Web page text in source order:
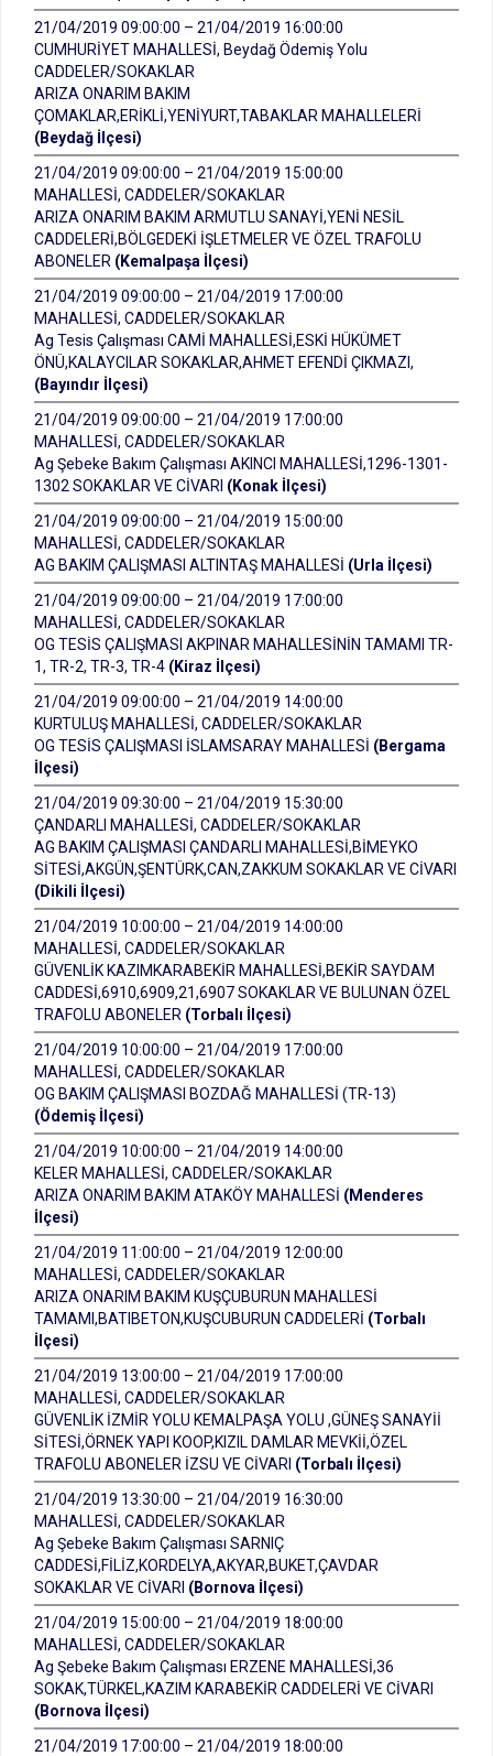
21/04/2019 09:00:00 – 21/04/2019 16:00:00
CUMHURİYET MAHALLESİ, Beydağ Ödemiş Yolu
CADDELER/SOKAKLAR
ARIZA ONARIM BAKIM
ÇOMAKLAR,ERİKLİ,YENİYURT,TABAKLAR MAHALLELERİ
(Beydağ İlçesi)
21/04/2019 09:00:00 – 21/04/2019 15:00:00
MAHALLESİ, CADDELER/SOKAKLAR
ARIZA ONARIM BAKIM ARMUTLU SANAYİ,YENİ NESİL
CADDELERİ,BÖLGEDEKİ İŞLETMELER VE ÖZEL TRAFOLU
ABONELER (Kemalpaşa İlçesi)
21/04/2019 09:00:00 – 21/04/2019 17:00:00
MAHALLESİ, CADDELER/SOKAKLAR
Ag Tesis Çalışması CAMİ MAHALLESİ,ESKİ HÜKÜMET
ÖNÜ,KALAYCILAR SOKAKLAR,AHMET EFENDİ ÇIKMAZI,
(Bayındır İlçesi)
21/04/2019 09:00:00 – 21/04/2019 17:00:00
MAHALLESİ, CADDELER/SOKAKLAR
Ag Şebeke Bakım Çalışması AKINCI MAHALLESİ,1296-1301-
1302 SOKAKLAR VE CİVARI (Konak İlçesi)
21/04/2019 09:00:00 – 21/04/2019 15:00:00
MAHALLESİ, CADDELER/SOKAKLAR
AG BAKIM ÇALIŞMASI ALTINTAŞ MAHALLESİ (Urla İlçesi)
21/04/2019 09:00:00 – 21/04/2019 17:00:00
MAHALLESİ, CADDELER/SOKAKLAR
OG TESİS ÇALIŞMASI AKPINAR MAHALLESİNİN TAMAMI TR-
1, TR-2, TR-3, TR-4 (Kiraz İlçesi)
21/04/2019 09:00:00 – 21/04/2019 14:00:00
KURTULUŞ MAHALLESİ, CADDELER/SOKAKLAR
OG TESİS ÇALIŞMASI İSLAMSARAY MAHALLESİ (Bergama
İlçesi)
21/04/2019 09:30:00 – 21/04/2019 15:30:00
ÇANDARLI MAHALLESİ, CADDELER/SOKAKLAR
AG BAKIM ÇALIŞMASI ÇANDARLI MAHALLESİ,BİMEYKO
SİTESİ,AKGÜN,ŞENTÜRK,CAN,ZAKKUM SOKAKLAR VE CİVARI
(Dikili İlçesi)
21/04/2019 10:00:00 – 21/04/2019 14:00:00
MAHALLESİ, CADDELER/SOKAKLAR
GÜVENLİK KAZIMKARABEKİR MAHALLESİ,BEKİR SAYDAM
CADDESİ,6910,6909,21,6907 SOKAKLAR VE BULUNAN ÖZEL
TRAFOLU ABONELER (Torbalı İlçesi)
21/04/2019 10:00:00 – 21/04/2019 17:00:00
MAHALLESİ, CADDELER/SOKAKLAR
OG BAKIM ÇALIŞMASI BOZDAĞ MAHALLESİ (TR-13)
(Ödemiş İlçesi)
21/04/2019 10:00:00 – 21/04/2019 14:00:00
KELER MAHALLESİ, CADDELER/SOKAKLAR
ARIZA ONARIM BAKIM ATAKÖY MAHALLESİ (Menderes
İlçesi)
21/04/2019 11:00:00 – 21/04/2019 12:00:00
MAHALLESİ, CADDELER/SOKAKLAR
ARIZA ONARIM BAKIM KUŞÇUBURUN MAHALLESİ
TAMAMI,BATIBETON,KUŞCUBURUN CADDELERİ (Torbalı
İlçesi)
21/04/2019 13:00:00 – 21/04/2019 17:00:00
MAHALLESİ, CADDELER/SOKAKLAR
GÜVENLİK İZMİR YOLU KEMALPAŞA YOLU ,GÜNEŞ SANAYİİ
SİTESİ,ÖRNEK YAPI KOOP,KIZIL DAMLAR MEVKİİ,ÖZEL
TRAFOLU ABONELER İZSU VE CİVARI (Torbalı İlçesi)
21/04/2019 13:30:00 – 21/04/2019 16:30:00
MAHALLESİ, CADDELER/SOKAKLAR
Ag Şebeke Bakım Çalışması SARNIÇ
CADDESİ,FİLİZ,KORDELYA,AKYAR,BUKET,ÇAVDAR
SOKAKLAR VE CİVARI (Bornova İlçesi)
21/04/2019 15:00:00 – 21/04/2019 18:00:00
MAHALLESİ, CADDELER/SOKAKLAR
Ag Şebeke Bakım Çalışması ERZENE MAHALLESİ,36
SOKAK,TÜRKEL,KAZIM KARABEKİR CADDELERİ VE CİVARI
(Bornova İlçesi)
21/04/2019 17:00:00 – 21/04/2019 18:00:00